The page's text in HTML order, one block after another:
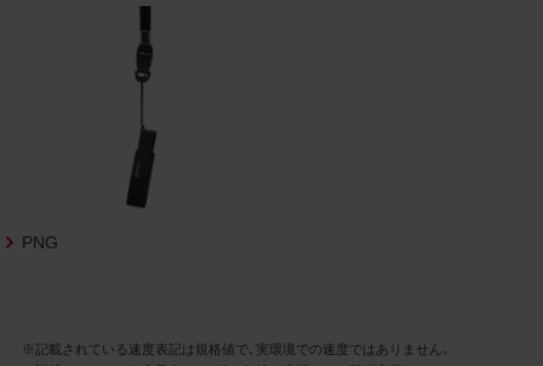
て、当社と提携、協力関係等にあると
PNG
※記載されている速度表記は規格値で、実環境での速度ではありません。